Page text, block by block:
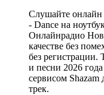
Слушайте онлайн
- Dance на
Онлайнрадио
качестве без
без
и песни 2026
сервисом Shazam
трек.